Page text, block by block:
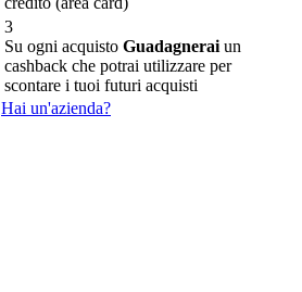
3
Su ogni acquisto Guadagnerai un
cashback che potrai utilizzare per
scontare i tuoi futuri acquisti
Hai un'azienda?